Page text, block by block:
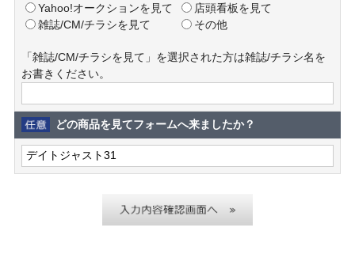
Yahoo!オークションを見て
店頭看板を見て
雑誌/CM/チラシを見て
その他
「雑誌/CM/チラシを見て」を選択された方は雑誌/チラシ名を
お書きください。
どの商品を見てフォームへ来ましたか？